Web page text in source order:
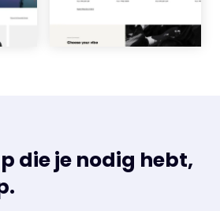
die je nodig hebt,